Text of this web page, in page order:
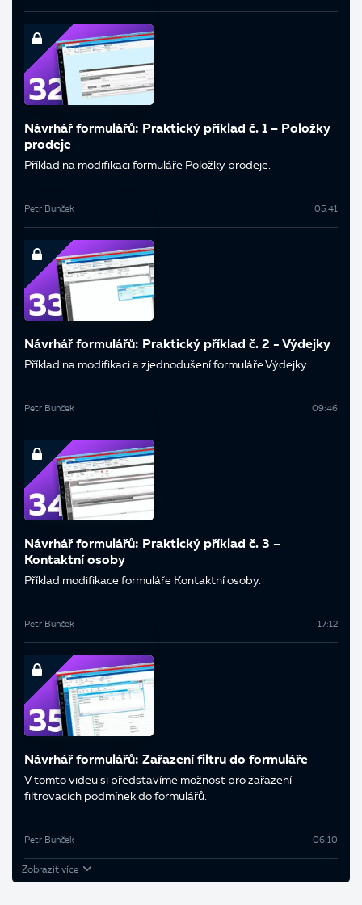
Návrhář formulářů: Praktický příklad č. 1 – Položky
prodeje
Příklad na modifikaci formuláře Položky prodeje.
Petr Bunček 05:41
Návrhář formulářů: Praktický příklad č. 2 - Výdejky
Příklad na modifikaci a zjednodušení formuláře Výdejky.
Petr Bunček 09:46
Návrhář formulářů: Praktický příklad č. 3 –
Kontaktní osoby
Příklad modifikace formuláře Kontaktní osoby.
Petr Bunček 17:12
Návrhář formulářů: Zařazení filtru do formuláře
V tomto videu si představíme možnost pro zařazení
filtrovacích podmínek do formulářů.
Petr Bunček 06:10
Zobrazit více